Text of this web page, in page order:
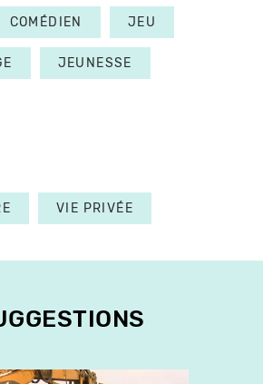
COMÉDIEN JEU
JEUNESSE
VIE PRIVÉE